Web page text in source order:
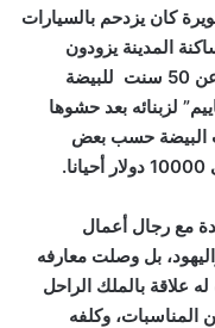
كان يزدحم بالسيارات
المدينة يزودون
الساحر اليهودي بالبيض البلدي بثمن يقل عن 50 سنت للبيضة
لزبنائه بعد حشوها
البيضة حسب بعض
مع رجال أعمال
بل وصلت معارفه
علاقة بالملك الراحل
المناسبات، وكلفه